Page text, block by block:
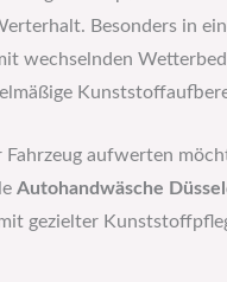
Besonders in
wechselnden
Fahrzeug aufwerten
Autohandwäsche
gezielter